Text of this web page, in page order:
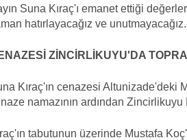
Suna Kıraç'ı emanet ettiği
hatırlayacağız ve
ZİNCİRLİKUYU'DA
Kıraç'ın cenazesi Altunizade'deki
namazının ardından
tabutunun üzerinde Mustafa